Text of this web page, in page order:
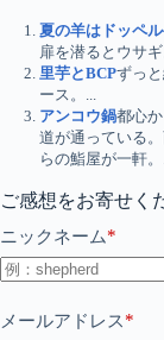
夏の羊はドッペ
扉を潜るとウサギ
里芋とBCPずっ
ース。...
アンコウ鍋都心
道が通っている
らの鮨屋が一軒。...
ご感想をお寄せく
ニックネーム*
メールアドレス*